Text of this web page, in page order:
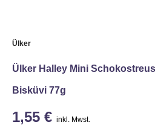
Ülker
Ülker Halley Mini
Bisküvi 77g
1,55 € inkl. Mwst.